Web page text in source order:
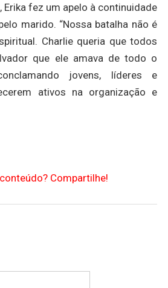
Erika fez um apelo à continuidade
marido. “Nossa batalha não é
Charlie queria que todos
que ele amava de todo o
jovens, líderes e
ativos na organização e
Compartilhe!